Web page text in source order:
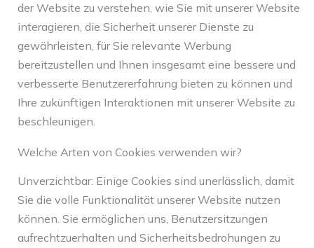
der Website zu verstehen, wie Sie mit unserer Website
interagieren, die Sicherheit unserer Dienste zu
gewährleisten, für Sie relevante Werbung
bereitzustellen und Ihnen insgesamt eine bessere und
verbesserte Benutzererfahrung bieten zu können und
Ihre zukünftigen Interaktionen mit unserer Website zu
beschleunigen.
Welche Arten von Cookies verwenden wir?
Unverzichtbar: Einige Cookies sind unerlässlich, damit
Sie die volle Funktionalität unserer Website nutzen
können. Sie ermöglichen uns, Benutzersitzungen
aufrechtzuerhalten und Sicherheitsbedrohungen zu